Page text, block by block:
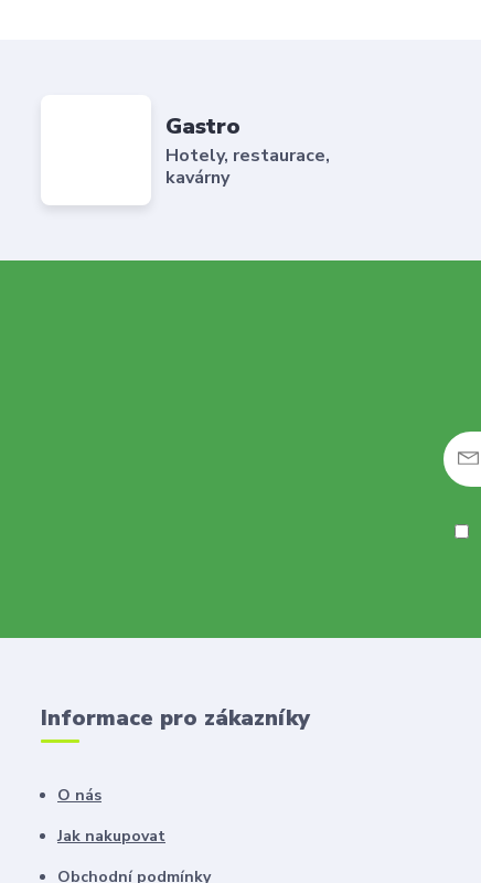
Gastro
Hotely, restaurace,
kavárny
Informace pro zákazníky
O nás
Jak nakupovat
Obchodní podmínky